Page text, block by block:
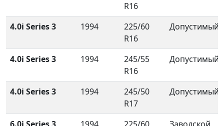
R16
4.0i Series 3 1994
225/60
R16
Допустимый
4.0i Series 3 1994
245/55
R16
Допустимый
4.0i Series 3 1994
245/50
R17
Допустимый